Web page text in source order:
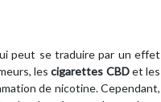
peut se traduire par un effet
lescigarettes CBDet les
de nicotine. Cependant,